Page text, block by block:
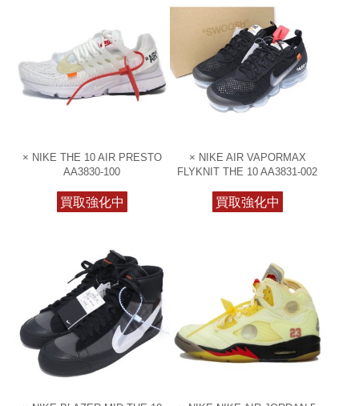
× NIKE THE 10 AIR PRESTO
AA3830-100
買取強化中
× NIKE AIR VAPORMAX
FLYKNIT THE 10 AA3831-002
買取強化中